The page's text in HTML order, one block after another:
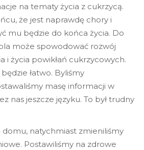
na tematy życia z cukrzycą.
że jest naprawdę chory i
mu będzie do końca życia. Do
może spowodować rozwój
i życia powikłań cukrzycowych.
łatwo. Byliśmy
masę informacji w
nas jeszcze języku. To był trudny
domu, natychmiast zmieniliśmy
Postawiliśmy na zdrowe